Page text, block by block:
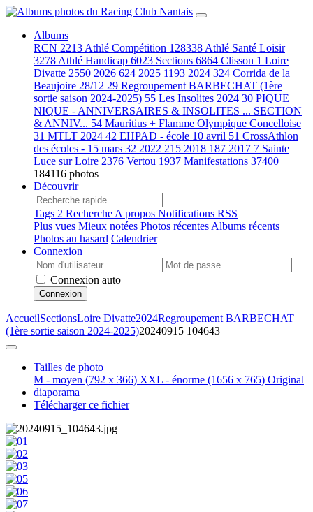
Albums
RCN 2213 Athlé Compétition 128338 Athlé Santé Loisir
3278 Athlé Handicap 6023 Sections 6864 Clisson 1 Loire
Divatte 2550 2026 624 2025 1193 2024 324 Corrida de la
Beaujoire 28/12 29 Regroupement BARBECHAT (1ère
sortie saison 2024-2025) 55 Les Insolites 2024 30 PIQUE
NIQUE - ANNIVERSAIRES & INSOLITES ... SECTION
& ANNIV... 54 Mauritius + Flamme Olympique Concelloise
31 MTLT 2024 42 EHPAD - école 10 avril 51 CrossAthlon
des écoles - 15 mars 32 2022 215 2018 187 2017 7 Sainte
Luce sur Loire 2376 Vertou 1937 Manifestations 37400
184116 photos
Découvrir
Tags 2 Recherche A propos Notifications RSS
Plus vues Mieux notées Photos récentes Albums récents
Photos au hasard Calendrier
Connexion
Connexion auto
Connexion
AccueilSectionsLoire Divatte2024Regroupement BARBECHAT
(1ère sortie saison 2024-2025)20240915 104643
Tailles de photo
M - moyen (792 x 366) XXL - énorme (1656 x 765) Original
diaporama
Télécharger ce fichier